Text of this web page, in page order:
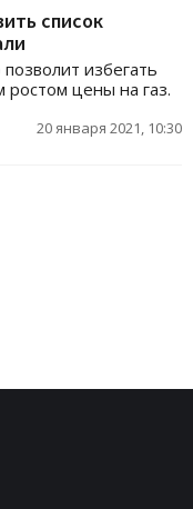
список
избегать
цены на газ.
20 января 2021, 10:30